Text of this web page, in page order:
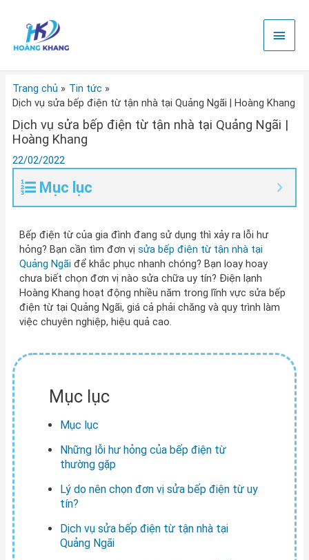
dung
Menu
chính
Trang chủ
Tin tức
Dịch vụ sửa bếp điện từ tận nhà tại Quảng Ngãi | Hoàng Khang
Dịch vụ sửa bếp điện từ tận nhà tại Quảng Ngãi |
Hoàng Khang
22/02/2022
Mục lục
Bếp điện từ của gia đình đang sử dụng thì xảy ra lỗi hư
hỏng? Bạn cần tìm đơn vị sửa bếp điện từ tận nhà tại
Quảng Ngãi để khắc phục nhanh chóng? Bạn loay hoay
chưa biết chọn đơn vị nào sửa chữa uy tín? Điện lạnh
Hoàng Khang hoạt động nhiều năm trong lĩnh vực sửa bếp
điện từ tại Quảng Ngãi, giá cả phải chăng và quy trình làm
việc chuyên nghiệp, hiệu quả cao.
Mục lục
Mục lục
Những lỗi hư hỏng của bếp điện từ
thường gặp
Lý do nên chọn đơn vị sửa bếp điện từ uy
tín?
Dịch vụ sửa bếp điện từ tận nhà tại
Quảng Ngãi